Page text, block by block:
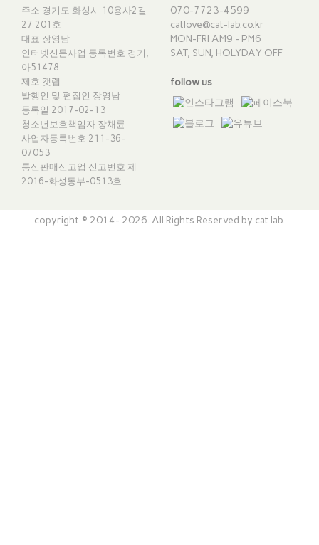
주소 경기도 화성시 10용사2길
27 201호
대표 장영남
인터넷신문사업 등록번호 경기,
아51478
제호 캣랩
발행인 및 편집인 장영남
등록일 2017-02-13
청소년보호책임자 장채륜
사업자등록번호 211-36-
07053
통신판매신고업 신고번호 제
2016-화성동부-0513호
070-7723-4599
catlove@cat-lab.co.kr
MON-FRI AM9 - PM6
SAT, SUN, HOLYDAY OFF
follow us
copyright © 2014- 2026. All Rights Reserved by cat lab.